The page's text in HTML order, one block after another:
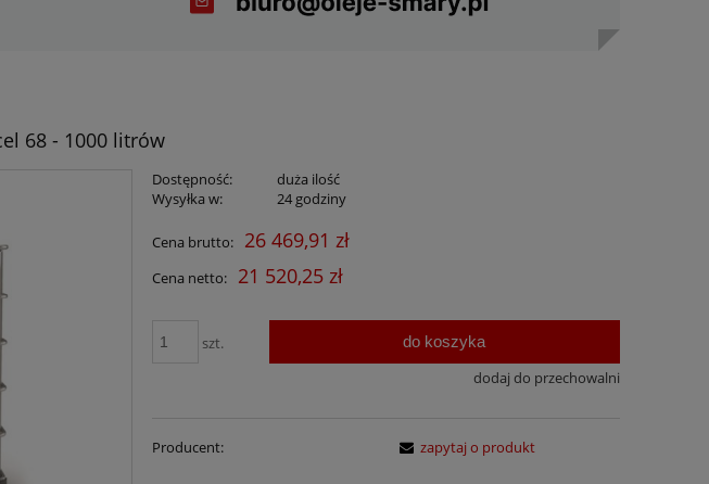
68 - 1000 litrów
Dostępność:
duża ilość
Wysyłka w:
24 godziny
Cena brutto: 26 469,91 zł
Cena netto: 21 520,25 zł
szt. do koszyka
dodaj do przechowalni
Producent: zapytaj o produkt